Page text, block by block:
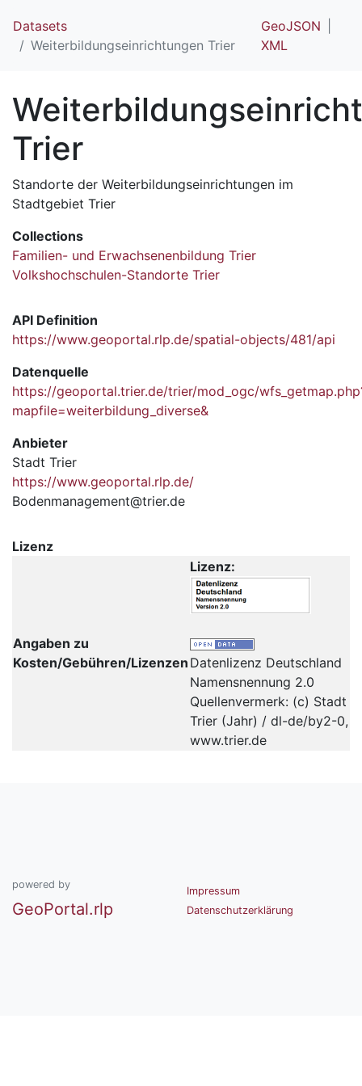
Datasets
Weiterbildungseinrichtungen Trier
GeoJSON
XML
Trier
Standorte der Weiterbildungseinrichtungen im
Stadtgebiet Trier
Collections
Familien- und Erwachsenenbildung Trier
Volkshochschulen-Standorte Trier
API Definition
https://www.geoportal.rlp.de/spatial-objects/481/api
Datenquelle
https://geoportal.trier.de/trier/mod_ogc/
mapfile=weiterbildung_diverse&
Anbieter
Stadt Trier
https://www.geoportal.rlp.de/
Bodenmanagement@trier.de
Lizenz
Angaben zu
Kosten/Gebühren/Lizenzen
Lizenz:
Datenlizenz Deutschland
Namensnennung 2.0
Quellenvermerk: (c) Stadt
Trier (Jahr) / dl-de/by2-0,
www.trier.de
powered by
GeoPortal.rlp
Impressum
Datenschutzerklärung